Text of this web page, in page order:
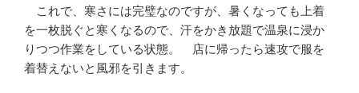
これで、寒さには完璧なのですが、暑くなっても上着
を一枚脱ぐと寒くなるので、汗をかき放題で温泉に浸か
りつつ作業をしている状態。 店に帰ったら速攻で服を
着替えないと風邪を引きます。